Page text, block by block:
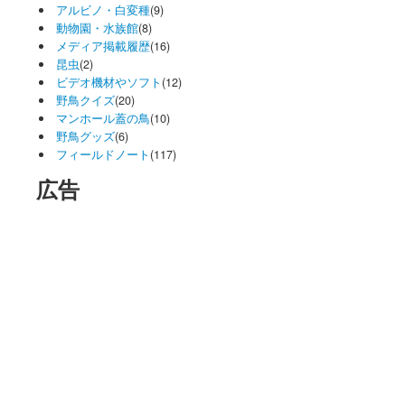
アルビノ・白変種(9)
動物園・水族館(8)
メディア掲載履歴(16)
昆虫(2)
ビデオ機材やソフト (12)
野鳥クイズ(20)
マンホール蓋の鳥(10)
野鳥グッズ(6)
フィールドノート (117)
広告